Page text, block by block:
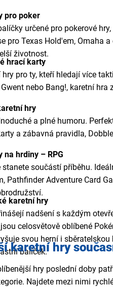
pro poker
určené pro pokerové
pro Texas Hold'em, Omaha
životnost.
hrací karty
hry pro ty, kteří hledají více
nebo Bang!, karetní
hry
a plné humoru.
a zábavná pravidla,
na hrdiny – RPG
stanete součástí příběhu.
Pathfinder Adventure Card
karetní hry
nadšení s každým
celosvětově oblíbené
svou herní i
balíček.
karetní hry
hry poslední doby
Najdete mezi nimi